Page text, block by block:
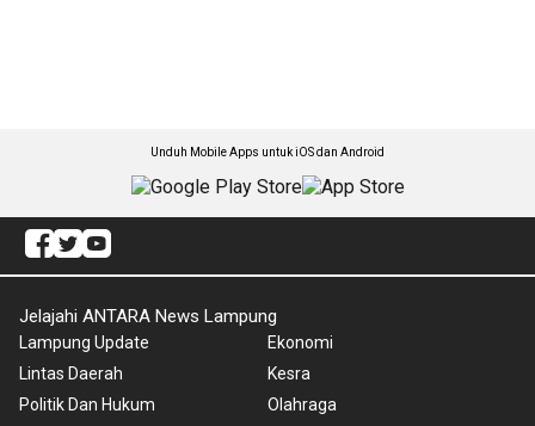
Unduh Mobile Apps untuk iOS dan Android
Jelajahi ANTARA News Lampung
Lampung Update
Lintas Daerah
Politik Dan Hukum
Ekonomi
Kesra
Olahraga